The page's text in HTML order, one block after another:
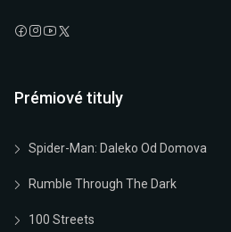
Prémiové tituly
Spider-Man: Daleko Od Domova
Rumble Through The Dark
100 Streets